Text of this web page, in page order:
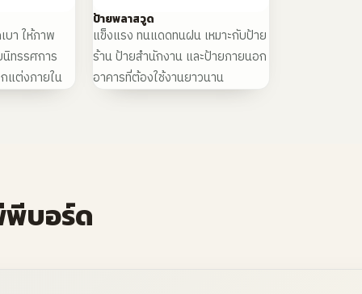
บา ให้ภาพ
ทรรศการ
แต่งภายใน
ป้ายพลาสวูด
แข็งแรง ทนแดดทนฝน เหมาะกับป้าย
ร้าน ป้ายสำนักงาน และป้ายภายนอก
อาคารที่ต้องใช้งานยาวนาน
บอร์ด